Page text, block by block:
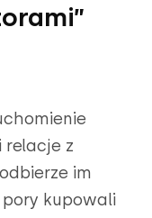
relacje z
im
kupowali